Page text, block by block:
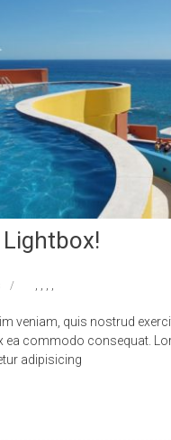
veniam, quis nostrud
ea commodo consequat.
adipisicing